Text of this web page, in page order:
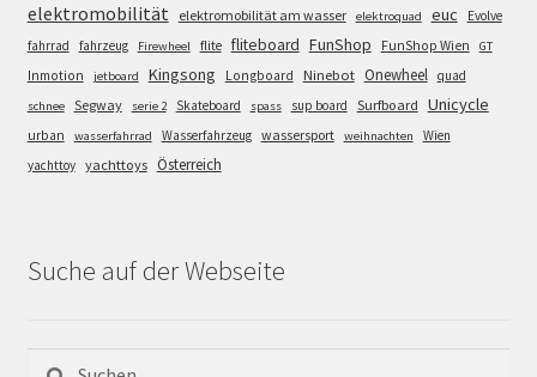
elektromobilität elektromobilität am wasser elektroquad euc
Evolve
fahrrad
fahrzeug Firewheel flite fliteboard FunShop FunShop Wien GT
Inmotion jetboard Kingsong Longboard Ninebot Onewheel quad
schnee Segway serie 2 Skateboard spass sup board Surfboard Unicycle
urban wasserfahrrad Wasserfahrzeug wassersport weihnachten
Wien
yachttoy yachttoys Österreich
Suche auf der Webseite